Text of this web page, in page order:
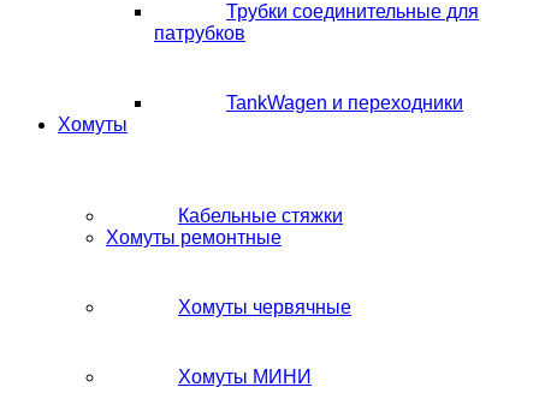
Трубки соединительные для
патрубков
TankWagen и переходники
Хомуты
Кабельные стяжки
Хомуты ремонтные
Хомуты червячные
Хомуты МИНИ